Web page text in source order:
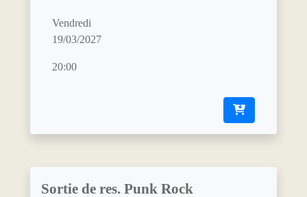
Vendredi
19/03/2027
20:00
Sortie de res. Punk Rock